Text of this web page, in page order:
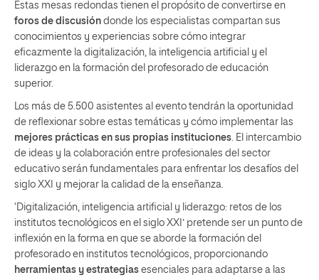
Estas mesas redondas tienen el propósito de convertirse en
foros de discusión donde los especialistas compartan sus
conocimientos y experiencias sobre cómo integrar
eficazmente la digitalización, la inteligencia artificial y el
liderazgo en la formación del profesorado de educación
superior.
Los más de 5.500 asistentes al evento tendrán la oportunidad
de reflexionar sobre estas temáticas y cómo implementar las
mejores prácticas en sus propias instituciones. El intercambio
de ideas y la colaboración entre profesionales del sector
educativo serán fundamentales para enfrentar los desafíos del
siglo XXI y mejorar la calidad de la enseñanza.
‘Digitalización, inteligencia artificial y liderazgo: retos de los
institutos tecnológicos en el siglo XXI’ pretende ser un punto de
inflexión en la forma en que se aborde la formación del
profesorado en institutos tecnológicos, proporcionando
herramientas y estrategias esenciales para adaptarse a las